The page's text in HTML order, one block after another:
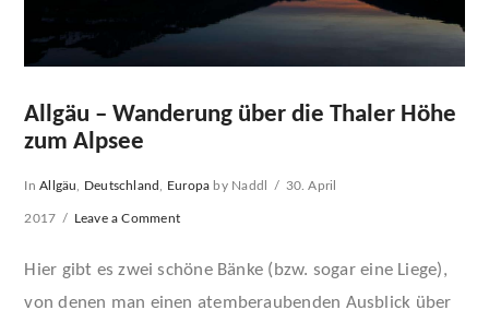
Allgäu – Wanderung über die Thaler Höhe
zum Alpsee
InAllgäu, Deutschland , Europa by Naddl 30. April
2017 Leave a Comment
Hier gibt es zwei schöne Bänke (bzw. sogar eine Liege),
von denen man einen atemberaubenden Ausblick über